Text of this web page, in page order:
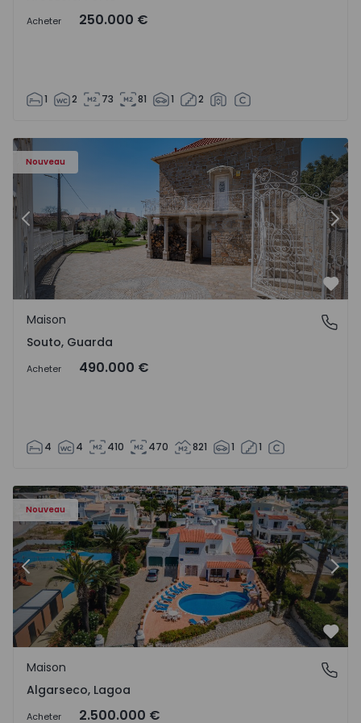
Acheter 250.000 €
1 2 73 81 1 2
Nouveau
Maison T4 Sabugal, Souto - 1575640 - 10
Précédent
Souto, Guarda
Maison
Souto, Guarda
Acheter 490.000 €
4 4 410 470 821 1 1
Nouveau
Maison T6 Lagoa, Algarseco - 1523918 - 51
Précédent
Algarseco, Lagoa
Maison
Algarseco, Lagoa
Acheter 2.500.000 €